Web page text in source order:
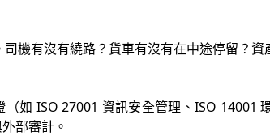
機有沒有繞路？貨車有沒有在中途停留？資
如 ISO 27001 資訊安全管理、ISO 14001
部審計。